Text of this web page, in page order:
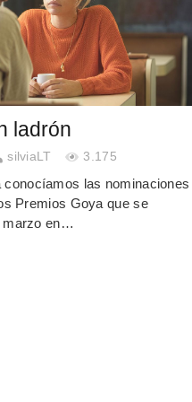
ladrón
silviaLT 3.175
conocíamos las nominaciones
Premios Goya que se
marzo en…